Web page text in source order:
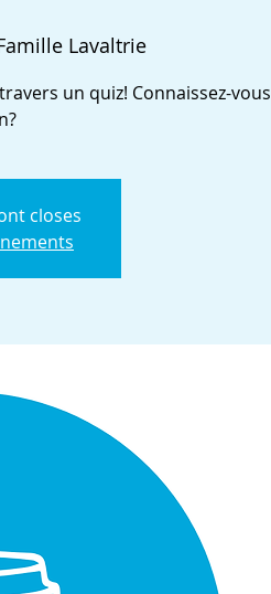
Lavaltrie
un quiz! Connaissez-vous
closes